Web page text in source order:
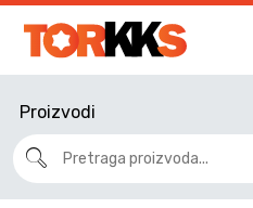
Proizvodi